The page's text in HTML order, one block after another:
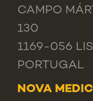
CAMPO
130
1169-056
PORTUGAL
NOVA